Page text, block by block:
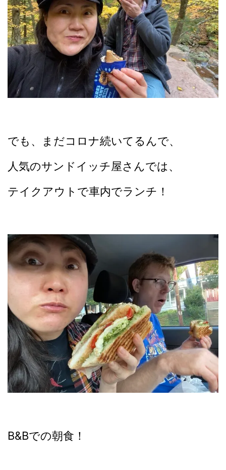
でも、まだコロナ続いてるんで、
人気のサンドイッチ屋さんでは、
テイクアウトで車内でランチ！
B&Bでの朝食！